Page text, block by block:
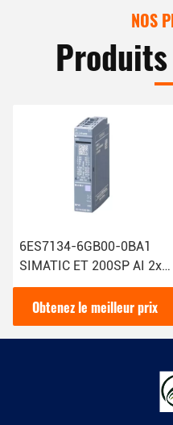
NOS
6ES7134-6GB00-0BA1
SIMATIC ET 200SP AI 2xI
2/4 Fil Module d'entrée
analogique Siemens avec
1
Obtenez le meilleur prix